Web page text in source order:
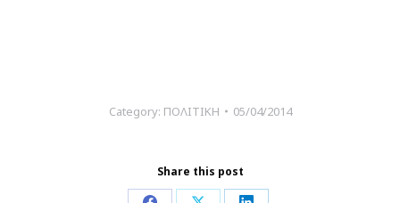
Category: ΠΟΛΙΤΙΚΗ 05/04/2014
Share this post